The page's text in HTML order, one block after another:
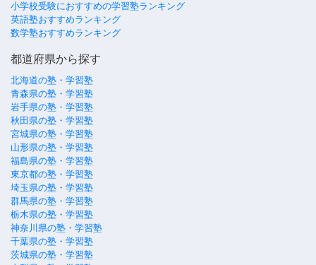
小学校受験におすすめの学習塾ランキング
英語塾おすすめランキング
数学塾おすすめランキング
都道府県から探す
北海道の塾・学習塾
青森県の塾・学習塾
岩手県の塾・学習塾
秋田県の塾・学習塾
宮城県の塾・学習塾
山形県の塾・学習塾
福島県の塾・学習塾
東京都の塾・学習塾
埼玉県の塾・学習塾
群馬県の塾・学習塾
栃木県の塾・学習塾
神奈川県の塾・学習塾
千葉県の塾・学習塾
茨城県の塾・学習塾